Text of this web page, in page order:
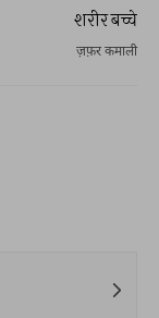
शरीर बच्चे
ज़फ़र कमाली